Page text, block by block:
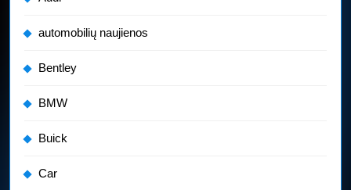
automobilių naujienos
Bentley
BMW
Buick
Car